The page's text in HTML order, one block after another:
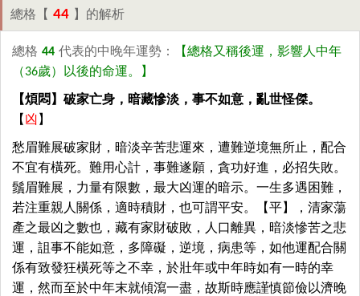
總格【 44 】的解析
總格 44 代表的中晚年運勢：
【總格又稱後運，影響人中年
（36歲）以後的命運。】
【煩悶】破家亡身，暗藏慘淡，事不如意，亂世怪傑。
【 凶 】
愁眉難展破家財，暗淡辛苦悲運來，遭難逆境無所止，配合
不宜有橫死。難用心計，事難遂願，貪功好進，必招失敗。
鬚眉難展，力量有限數，最大凶運的暗示。一生多遇困難，
若注重親人關係，適時積財，也可謂平安。【平】，清家蕩
產之最凶之數也，藏有家財破敗，人口離異，暗淡慘苦之悲
運，詛事不能如意，多障礙，逆境，病患等，如他運配合關
係有致發狂橫死等之不幸，於壯年或中年時如有一時的幸
運，然而至於中年末就傾瀉一盡，故斯時應謹慎節儉以濟晚